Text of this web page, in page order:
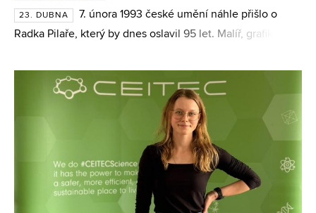
23. DUBNA
7. února 1993 české umění náhle přišlo o
Radka Pilaře, který by dnes oslavil 95 let. Malíř, grafik a
ovlivnil podobu české umělecké i akademick